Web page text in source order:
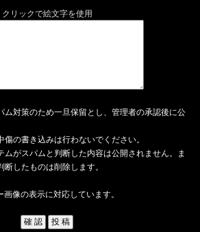
クリックで絵文字を使用
ム対策のため一旦保留とし、管理者の承認後に公
の書き込みは行わないでください。
ムがスパムと判断した内容は公開されません。ま
したものは削除します。
画像の表示に対応しています。